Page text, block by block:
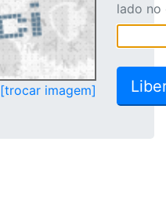
[trocar imagem]
lado no